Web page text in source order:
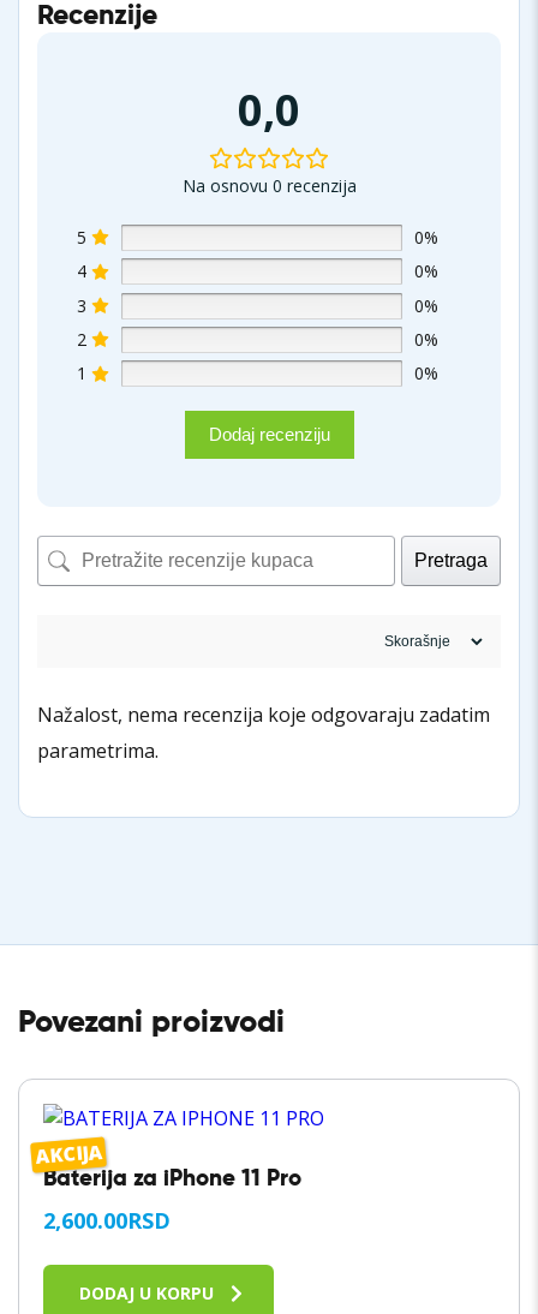
Recenzije
0,0
Na osnovu 0 recenzija
5
0%
4
0%
3
0%
2
0%
1
0%
Dodaj recenziju
Pretraga
Nažalost, nema recenzija koje odgovaraju zadatim
parametrima.
Povezani proizvodi
AKCIJA
Baterija za iPhone 11 Pro
2,600.00RSD
DODAJ U KORPU